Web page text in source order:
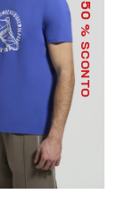
50
% SCONTO